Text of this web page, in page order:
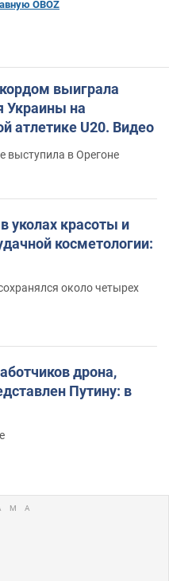
OBOZ
выиграла
Украины на
атлетике U20. Видео
выступила в Орегоне
уколах красоты и
косметологии:
около четырех
дрона,
Путину: в